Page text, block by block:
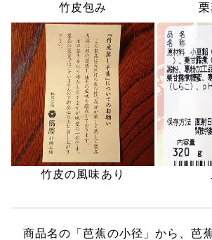
竹皮包み
竹皮の風味あり
商品名の「芭蕉の小径」から、芭